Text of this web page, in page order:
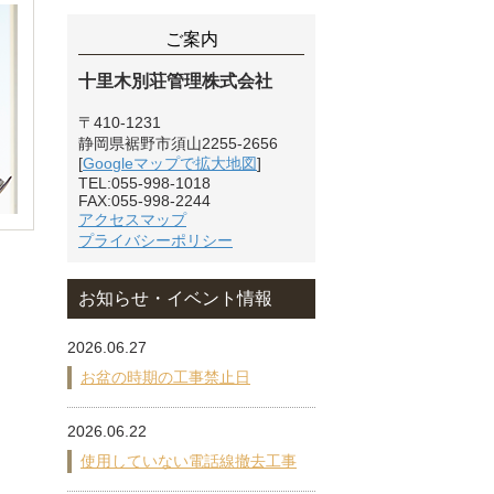
ご案内
十里木別荘管理株式会社
〒410-1231
静岡県裾野市須山2255-2656
[Googleマップで拡大地図 ]
TEL:055-998-1018
FAX:055-998-2244
アクセスマップ
プライバシーポリシー
お知らせ・イベント情報
2026.06.27
お盆の時期の工事禁止日
2026.06.22
使用していない電話線撤去工事